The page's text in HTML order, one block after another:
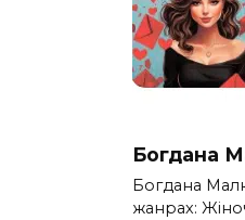
Богдана
Богдана
жанрах: